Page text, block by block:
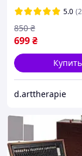
5.0
699₴
850 ₴
Купить
d.arttherapie